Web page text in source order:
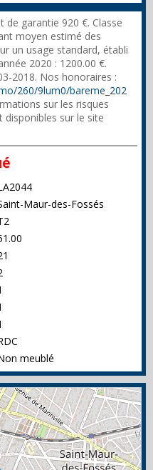
garantie 920 €. Classe
moyen estimé des
un usage standard, établi
2020 : 1200.00 €.
2018. Nos honoraires :
260/9lum0/bareme_202
sur les risques
disponibles sur le site
Maur-des-Fossés
meublé